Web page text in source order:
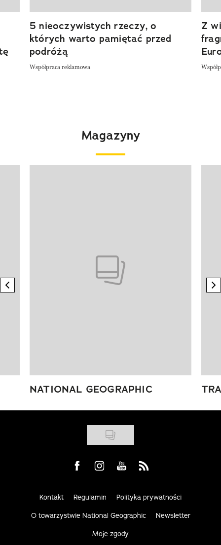
5 nieoczywistych rzeczy, o
których warto pamiętać przed
podróżą
Współpraca reklamowa
Z
Magazyny
previous element
NATIONAL GEOGRAPHIC
Visit us on Facebook
Visit us on Instagram
Visit us on Youtube
Visit us on Rss
Kontakt Regulamin Polityka prywatności
O towarzystwie National Geographic Newsletter
Moje zgody